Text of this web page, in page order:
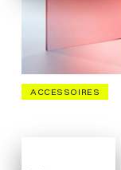
ACCESSOIRES